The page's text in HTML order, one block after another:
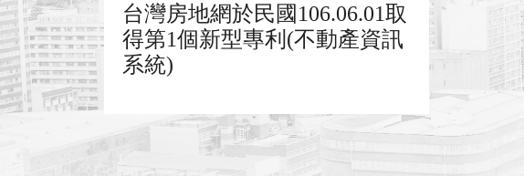
台灣房地網於民國106.06.01取
得第1個新型專利(不動產資訊
系統)